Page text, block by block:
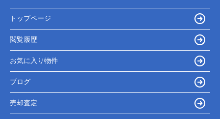
トップページ
閲覧履歴
お気に入り物件
ブログ
売却査定